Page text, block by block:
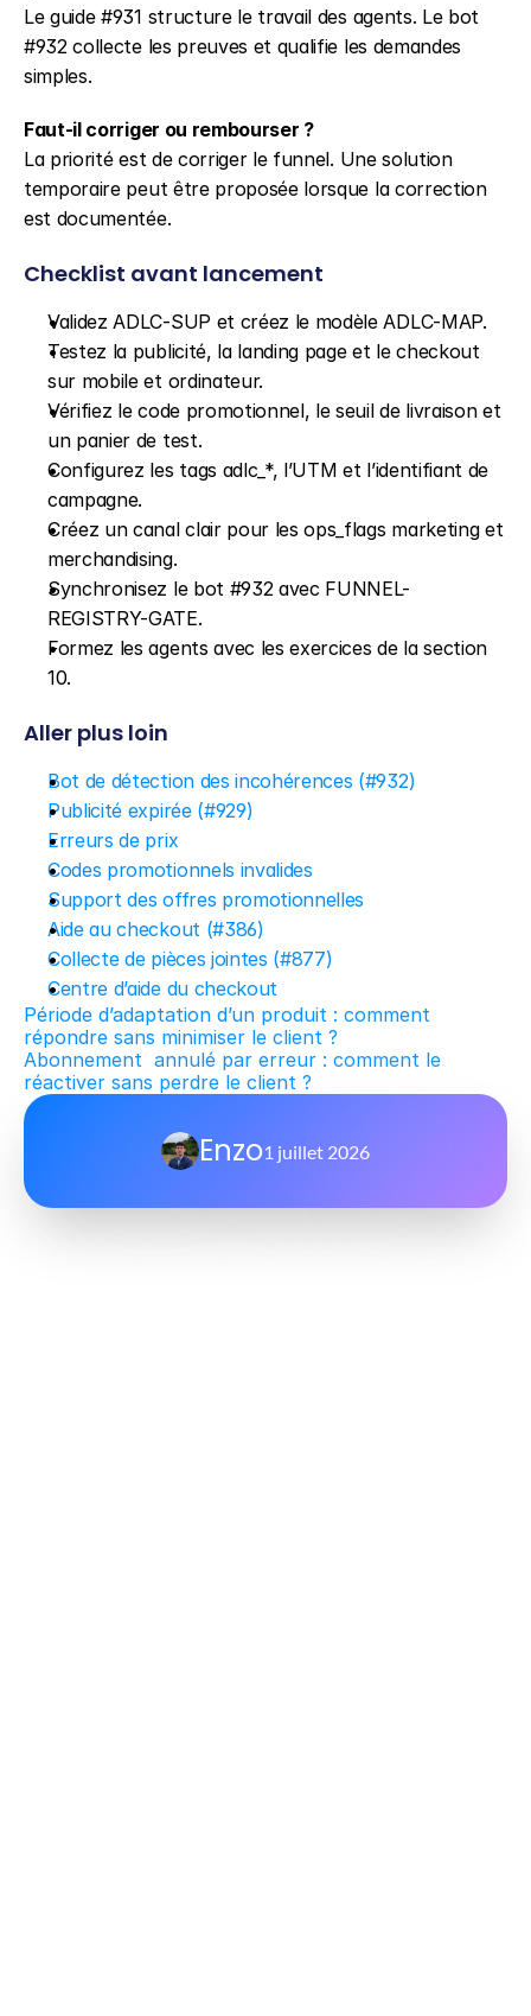
Le guide #931 structure le travail des agents. Le bot
#932 collecte les preuves et qualifie les demandes
simples.
Faut-il corriger ou rembourser ?
La priorité est de corriger le funnel. Une solution
temporaire peut être proposée lorsque la correction
est documentée.
Checklist avant lancement
Validez ADLC-SUP et créez le modèle ADLC-MAP.
Testez la publicité, la landing page et le checkout
sur mobile et ordinateur.
Vérifiez le code promotionnel, le seuil de livraison et
un panier de test.
Configurez les tags adlc_*, l’UTM et l’identifiant de
campagne.
Créez un canal clair pour les ops_flags marketing et
merchandising.
Synchronisez le bot #932 avec FUNNEL-
REGISTRY-GATE.
Formez les agents avec les exercices de la section
10.
Aller plus loin
Bot de détection des incohérences (#932)
Publicité expirée (#929)
Erreurs de prix
Codes promotionnels invalides
Support des offres promotionnelles
Aide au checkout (#386)
Collecte de pièces jointes (#877)
Centre d’aide du checkout
Période d’adaptation d’un produit : comment
répondre sans minimiser le client ?
Abonnement  annulé par erreur : comment le
réactiver sans perdre le client ?
Enzo1 juillet 2026